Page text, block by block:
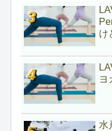
け
ヨ
水